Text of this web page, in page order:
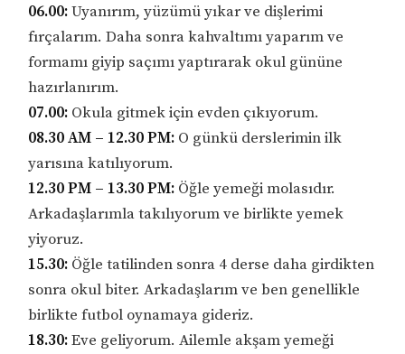
06.00:Uyanırım, yüzümü yıkar ve dişlerimi
fırçalarım. Daha sonra kahvaltımı yaparım ve
formamı giyip saçımı yaptırarak okul gününe
hazırlanırım.
07.00: Okula gitmek için evden çıkıyorum.
08.30 AM – 12.30 PM: O günkü derslerimin ilk
yarısına katılıyorum.
12.30 PM – 13.30 PM: Öğle yemeği molasıdır.
Arkadaşlarımla takılıyorum ve birlikte yemek
yiyoruz.
15.30: Öğle tatilinden sonra 4 derse daha girdikten
sonra okul biter. Arkadaşlarım ve ben genellikle
birlikte futbol oynamaya gideriz.
18.30:Eve geliyorum. Ailemle akşam yemeği